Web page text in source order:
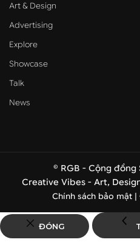
Art & Design
Advertising
Explore
Showcase
Talk
News
© RGB - Cộng đồng
Creative Vibes - Art,
Chính sách bảo mật |
ĐÓNG